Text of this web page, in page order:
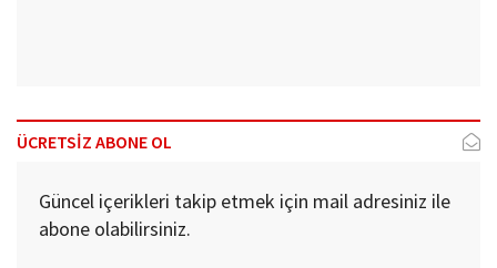
ÜCRETSİZ ABONE OL
Güncel içerikleri takip etmek için mail adresiniz ile
abone olabilirsiniz.